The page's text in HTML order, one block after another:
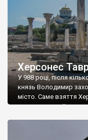
Херсонес
У 988 році, після
князь Володимир
місто. Саме взяття
диктувати свої умови
Херсонесі
А потім було